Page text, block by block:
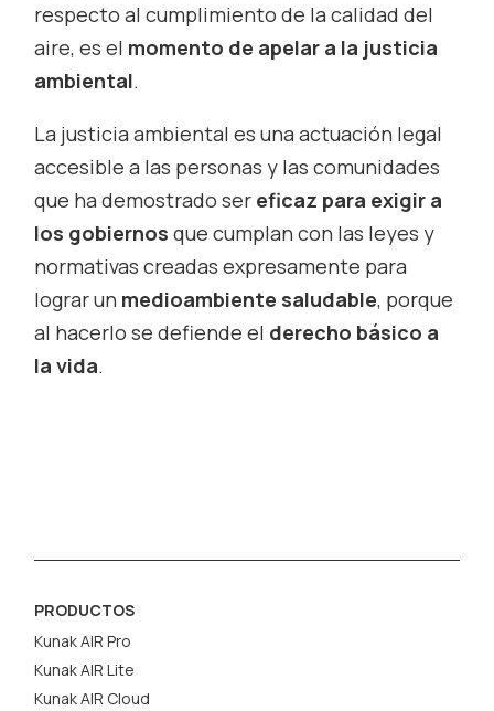
respecto al cumplimiento de la calidad del
aire, es el momento de apelar a la justicia
ambiental.
La justicia ambiental es una actuación legal
accesible a las personas y las comunidades
que ha demostrado ser eficaz para exigir a
los gobiernosque cumplan con las leyes y
normativas creadas expresamente para
lograr un medioambiente saludable, porque
al hacerlo se defiende el derecho básico a
la vida.
PRODUCTOS
Kunak AIR Pro
Kunak AIR Lite
Kunak AIR Cloud